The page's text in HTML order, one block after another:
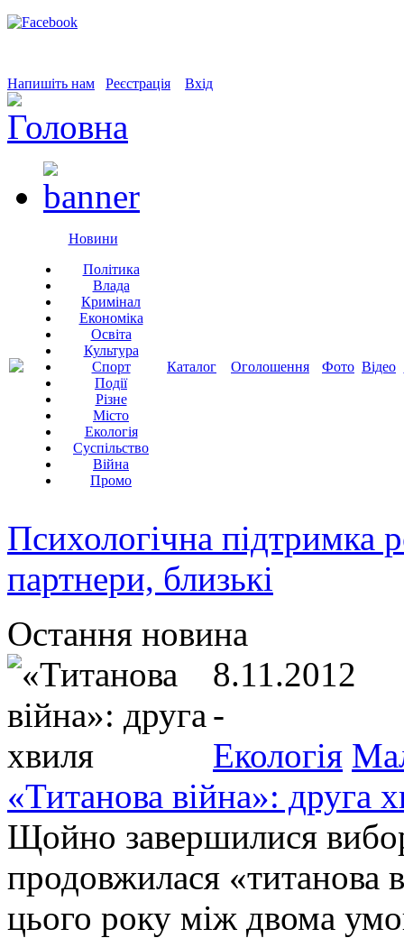
Напишіть нам Реєстрація Вхід
Новини
Політика
Влада
Кримінал
Економіка
Освіта
Культура
Спорт
Події
Різне
Місто
Екологія
Суспільство
Війна
Промо
Каталог Оголошення Фото Відео
Психологічна підтримка
партнери, близькі
Остання новина
8.11.2012
-
Екологія
«Титанова війна»: друга
Щойно завершилися
продовжилася «титанова
цього року між двома